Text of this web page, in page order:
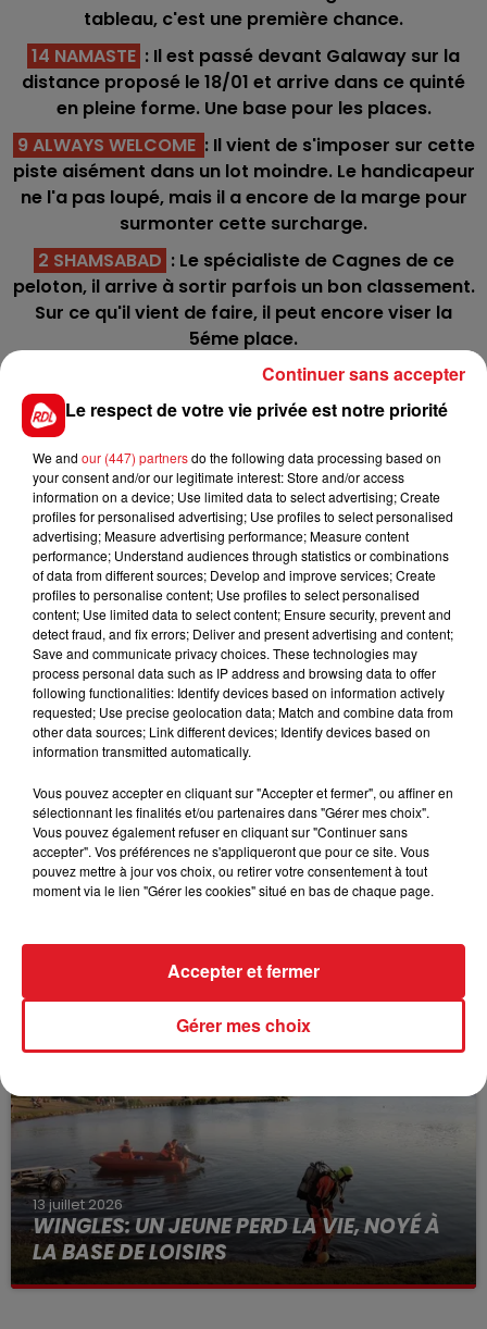
tableau, c'est une première chance.
14 NAMASTE : Il est passé devant Galaway sur la
distance proposé le 18/01 et arrive dans ce quinté
en pleine forme. Une base pour les places.
9 ALWAYS WELCOME : Il vient de s'imposer sur cette
piste aisément dans un lot moindre. Le handicapeur
ne l'a pas loupé, mais il a encore de la marge pour
surmonter cette surcharge.
2 SHAMSABAD : Le spécialiste de Cagnes de ce
peloton, il arrive à sortir parfois un bon classement.
Sur ce qu'il vient de faire, il peut encore viser la
5éme place.
: 1 seule fausse note depuis ses
débuts, (6éme d'un handicap), elle va affronter ce
coup-ci les 'vieux' et peut etre une petite révélation.
*******
En direct des pistes :
FILS D'ACTUS
BÉTHUNE: ENQUÊTE POUR HOMICIDE
VOLONTAIRE EN COURS, APRÈS LA...
Selon les premiers éléments, le logement servait
à des prostituées
13 juillet 2026
WINGLES: UN JEUNE PERD LA VIE, NOYÉ À
LA BASE DE LOISIRS
La victime a coulé à pic
Le respect de votre vie privée est notre priorité
We and our (447) partnersdo the following data processing based on
your consent and/or our legitimate interest: Store and/or access
information on a device; Use limited data to select advertising; Create
profiles for personalised advertising; Use profiles to select personalised
advertising; Measure advertising performance; Measure content
performance; Understand audiences through statistics or combinations
of data from different sources; Develop and improve services; Create
profiles to personalise content; Use profiles to select personalised
content; Use limited data to select content; Ensure security, prevent and
detect fraud, and fix errors; Deliver and present advertising and content;
Save and communicate privacy choices. These technologies may
process personal data such as IP address and browsing data to offer
following functionalities: Identify devices based on information actively
requested; Use precise geolocation data; Match and combine data from
other data sources; Link different devices; Identify devices based on
information transmitted automatically.
Vous pouvez accepter en cliquant sur "Accepter et fermer", ou affiner en
sélectionnant les finalités et/ou partenaires dans "Gérer mes choix".
Vous pouvez également refuser en cliquant sur "Continuer sans
accepter". Vos préférences ne s'appliqueront que pour ce site. Vous
pouvez mettre à jour vos choix, ou retirer votre consentement à tout
moment via le lien "Gérer les cookies" situé en bas de chaque page.
Gérer mes choix
Accepter et fermer
Continuer sans accepter